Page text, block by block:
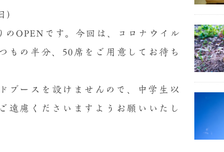
)
のOPENです。今回は、コロナウイル
もの半分、50席をご用意してお待ち
ブースを設けませんので、中学生以
遠慮くださいますようお願いいたし